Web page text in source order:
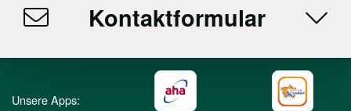
Kontaktformular
Unsere Apps: